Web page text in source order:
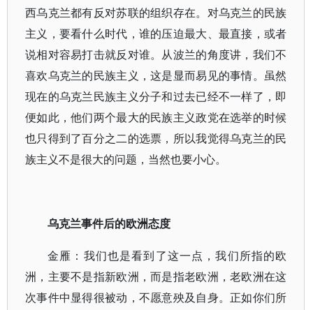
西乌克兰都有反对苏联的组织存在。对乌克兰的民族
主义，要看什么时代，谁的压迫最大、最直接，或者
说相对容易打击就反对谁。从波兰的角度讲，我们不
喜欢乌克兰的民族主义，这是显而易见的事情。虽然
现在的乌克兰民族主义分子和过去已经不一样了，即
便如此，他们两个最大的民族主义政党在选举的时候
也只得到了百分之二的选票，所以我觉得乌克兰的民
族主义不是很大的问题，当然也要小心。
乌克兰事件后的欧洲态度
金雁：我们也是看到了这一点，我们所指的欧
洲，主要不是指新欧洲，而是指老欧洲，老欧洲在这
次事件中显得很被动，不愿意殃及自身。正如你们所